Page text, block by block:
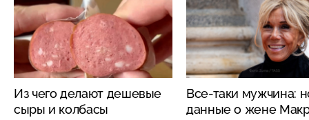
Из чего делают дешевые
сыры и колбасы
Все-таки мужчина:
данные о жене